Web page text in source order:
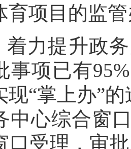
育项目的监
着力提升政
事项已有
现“掌上办”
中心综合窗
口受理，审